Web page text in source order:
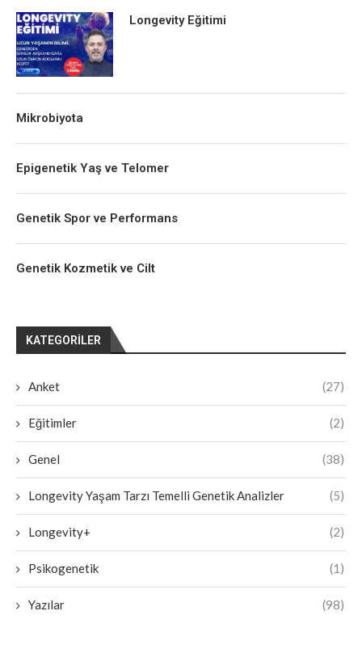
KATEGORILER
Anket (27)
Eğitimler (2)
Genel (38)
Longevity Yaşam Tarzı Temelli Genetik Analizler (5)
Longevity+ (2)
Psikogenetik (1)
Yazılar (98)
Longevity Eğitimi
Mikrobiyota
Epigenetik Yaş ve Telomer
Genetik Spor ve Performans
Genetik Kozmetik ve Cilt